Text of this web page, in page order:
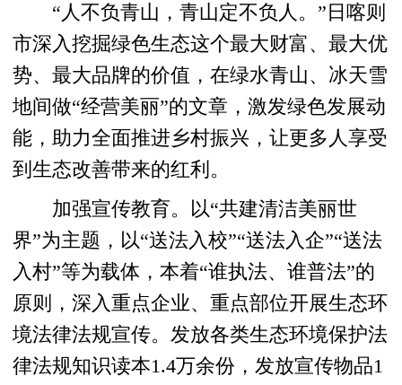
“人不负青山，青山定不负人。”日喀则
市深入挖掘绿色生态这个最大财富、最大优
势、最大品牌的价值，在绿水青山、冰天雪
地间做“经营美丽”的文章，激发绿色发展动
能，助力全面推进乡村振兴，让更多人享受
到生态改善带来的红利。
加强宣传教育。以“共建清洁美丽世
界”为主题，以“送法入校”“送法入企”“送法
入村”等为载体，本着“谁执法、谁普法”的
原则，深入重点企业、重点部位开展生态环
境法律法规宣传。发放各类生态环境保护法
律法规知识读本1.4万余份，发放宣传物品1